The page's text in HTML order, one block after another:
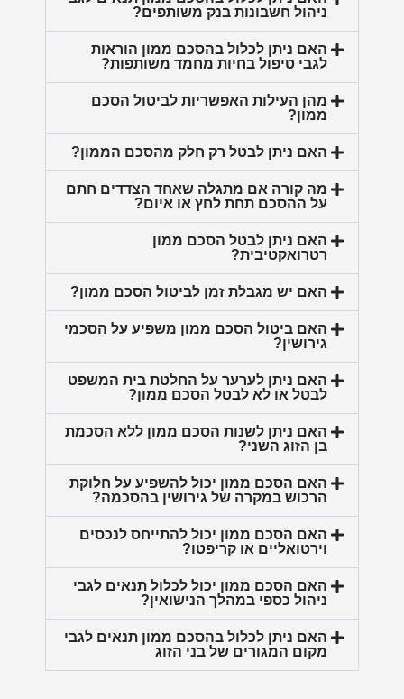
ניהול חשבונות בנק משותפים?
האם ניתן לכלול בהסכם ממון הוראות
לגבי טיפול בחיות מחמד משותפות?
מהן העילות האפשריות לביטול הסכם
ממון?
האם ניתן לבטל רק חלק מהסכם הממון?
מה קורה אם מתגלה שאחד הצדדים חתם
על ההסכם תחת לחץ או איום?
האם ניתן לבטל הסכם ממון
רטרואקטיבית?
האם יש מגבלת זמן לביטול הסכם ממון?
האם ביטול הסכם ממון משפיע על הסכמי
גירושין?
האם ניתן לערער על החלטת בית המשפט
לבטל או לא לבטל הסכם ממון?
האם ניתן לשנות הסכם ממון ללא הסכמת
בן הזוג השני?
האם הסכם ממון יכול להשפיע על חלוקת
הרכוש במקרה של גירושין בהסכמה?
האם הסכם ממון יכול להתייחס לנכסים
וירטואליים או קריפטו?
האם הסכם ממון יכול לכלול תנאים לגבי
ניהול כספי במהלך הנישואין?
האם ניתן לכלול בהסכם ממון תנאים לגבי
מקום המגורים של בני הזוג